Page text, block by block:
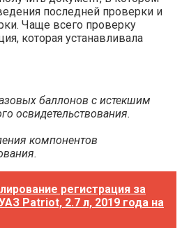
последней проверки и
Чаще всего проверку
которая устанавливала
баллонов с истекшим
освидетельствования.
компонентов
регистрация за
Patriot, 2.7 л, 2019 года на